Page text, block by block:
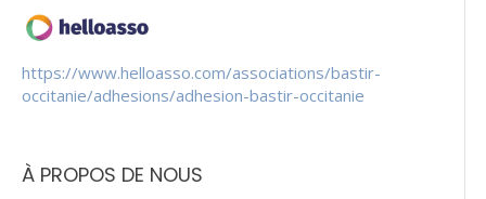
https://www.helloasso.com/associations/bastir-
occitanie/adhesions/adhesion-bastir-occitanie
À PROPOS DE NOUS